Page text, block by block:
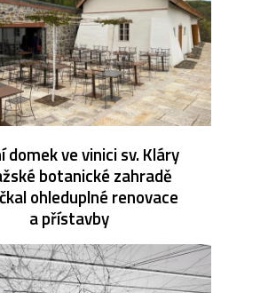
domek ve vinici sv. Kláry
botanické zahradě
ohleduplné renovace
a přístavby